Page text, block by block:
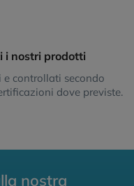
nostri prodotti
controllati secondo
dove previste.
nostra